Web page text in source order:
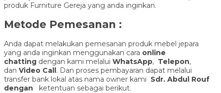
produk Furniture Gereja yang anda inginkan.
Metode Pemesanan :
Anda dapat melakukan pemesanan produk mebel jepara
yang anda inginkan menggunakan cara online
chatting dengan kami melalui WhatsApp, Telepon,
dan Video Call. Dan proses pembayaran dapat melalui
transfer bank lokal atas nama owner kami Sdr. Abdul Rouf
dengan ketentuan sebagai berikut.